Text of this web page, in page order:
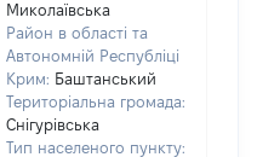
Миколаївська
Район в області та
Автономній Республіці
Крим: Баштанський
Територіальна громада:
Снігурівська
Тип населеного пункту: